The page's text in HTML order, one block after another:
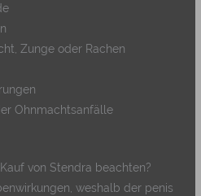
Zunge oder Rachen
Ohnmachtsanfälle
von Stendra beachten?
weshalb der penis